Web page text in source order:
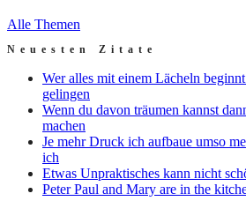
Alle Themen
Neuesten Zitate
Wer alles mit einem Lächeln
gelingen
Wenn du davon träumen kannst
machen
Je mehr Druck ich aufbaue umso
ich
Etwas Unpraktisches kann nicht
Peter Paul and Mary are in the